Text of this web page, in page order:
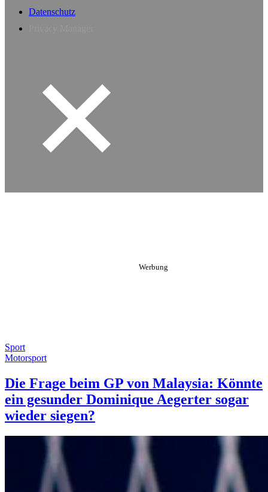
Datenschutz
Sport
Motorsport
Die Frage beim GP von Malaysia: Könnte
ein gesunder Dominique Aegerter sogar
wieder siegen?